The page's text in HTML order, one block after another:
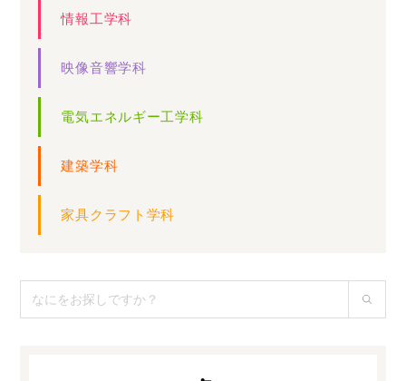
情報工学科
映像音響学科
電気エネルギー工学科
建築学科
家具クラフト学科